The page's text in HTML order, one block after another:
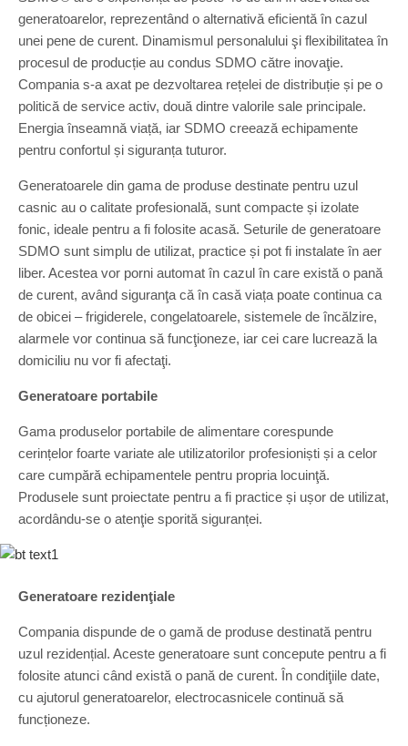
generatoarelor, reprezentând o alternativă eficientă în cazul
unei pene de curent. Dinamismul personalului şi flexibilitatea în
procesul de producție au condus SDMO către inovaţie.
Compania s-a axat pe dezvoltarea rețelei de distribuție și pe o
politică de service activ, două dintre valorile sale principale.
Energia înseamnă viață, iar SDMO creează echipamente
pentru confortul și siguranța tuturor.
Generatoarele din gama de produse destinate pentru uzul
casnic au o calitate profesională, sunt compacte și izolate
fonic, ideale pentru a fi folosite acasă. Seturile de generatoare
SDMO sunt simplu de utilizat, practice și pot fi instalate în aer
liber. Acestea vor porni automat în cazul în care există o pană
de curent, având siguranţa că în casă viața poate continua ca
de obicei – frigiderele, congelatoarele, sistemele de încălzire,
alarmele vor continua să funcţioneze, iar cei care lucrează la
domiciliu nu vor fi afectaţi.
Generatoare portabile
Gama produselor portabile de alimentare corespunde
cerințelor foarte variate ale utilizatorilor profesioniști și a celor
care cumpără echipamentele pentru propria locuinţă.
Produsele sunt proiectate pentru a fi practice și ușor de utilizat,
acordându-se o atenţie sporită siguranței.
Generatoare rezidenţiale
Compania dispunde de o gamă de produse destinată pentru
uzul rezidențial. Aceste generatoare sunt concepute pentru a fi
folosite atunci când există o pană de curent. În condiţiile date,
cu ajutorul generatoarelor, electrocasnicele continuă să
funcționeze.